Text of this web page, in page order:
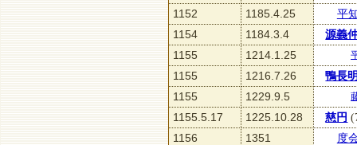
1152
1185.4.25
平
1154
1184.3.4
源義
1155
1214.1.25
1155 1216.7.26
鴨長
1155
1229.9.5
1155.5.17 1225.10.28 慈円
1156
1351
度